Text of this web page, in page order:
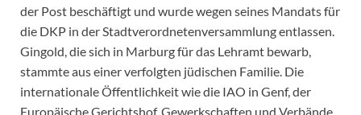
der Post beschäftigt und wurde wegen seines Mandats für
die DKP in der Stadtverordnetenversammlung entlassen.
Gingold, die sich in Marburg für das Lehramt bewarb,
stammte aus einer verfolgten jüdischen Familie. Die
internationale Öffentlichkeit wie die IAO in Genf, der
Europäische Gerichtshof, Gewerkschaften und Verbände